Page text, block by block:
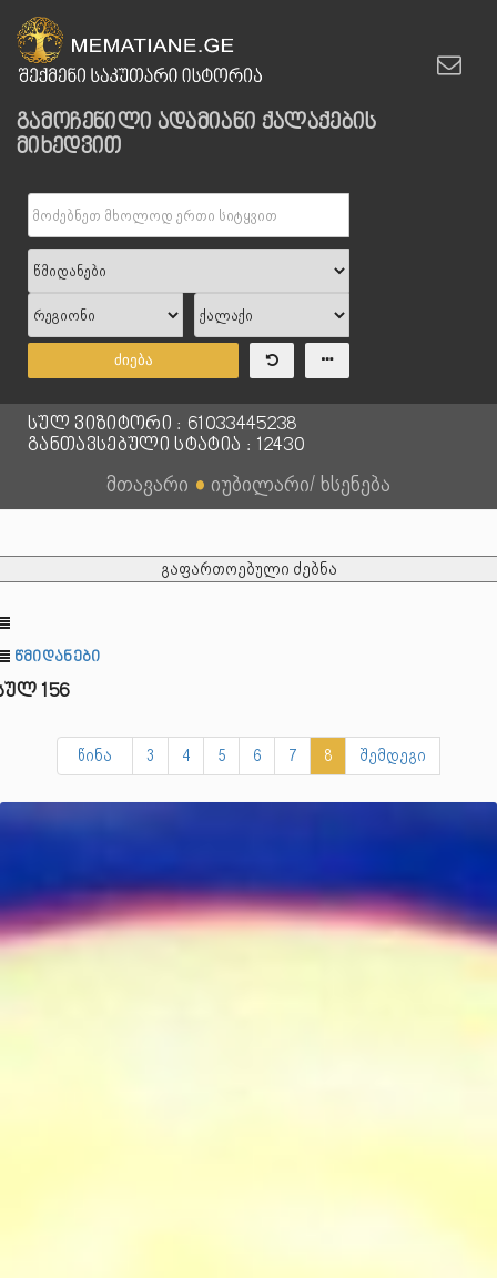
გამოჩენილი ადამიანი ქალაქების
მიხედვით
ძიება
სულ ვიზიტორი : 61033445238
განთავსებული სტატია : 12430
მთავარი ● იუბილარი/ ხსენება
გაფართოებული ძებნა
წმიდანები
156
წინა 3 4 5 6 7 8 შემდეგი